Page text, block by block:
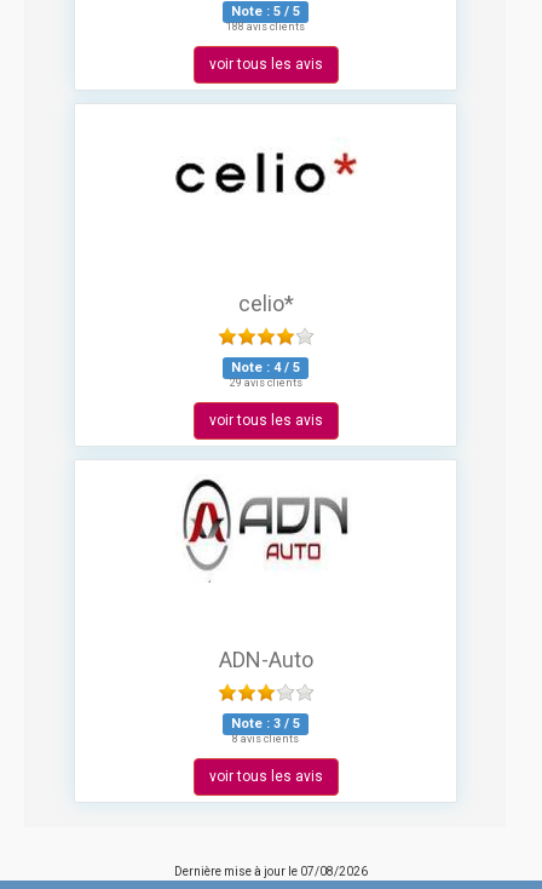
Note : 5 / 5
188 avis clients
voir tous les avis
celio*
Note : 4/ 5
29 avis clients
voir tous les avis
ADN-Auto
Note : 3 / 5
8 avis clients
voir tous les avis
Dernière mise à jour le 07/08/2026